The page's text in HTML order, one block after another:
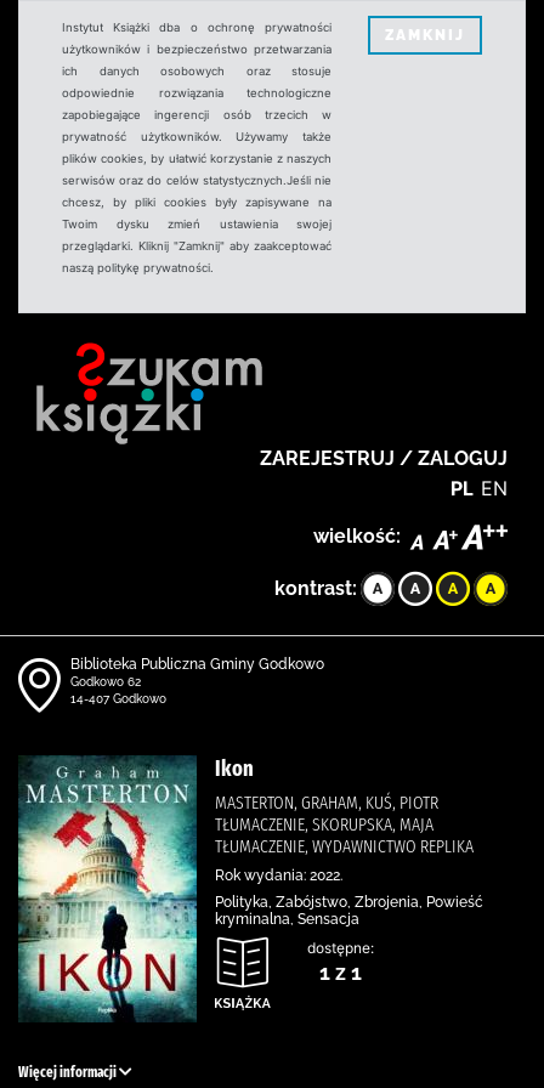
Instytut Książki dba o ochronę prywatności
użytkowników i bezpieczeństwo przetwarzania
ich danych osobowych oraz stosuje
odpowiednie rozwiązania technologiczne
zapobiegające ingerencji osób trzecich w
prywatność użytkowników. Używamy także
plików cookies, by ułatwić korzystanie z naszych
serwisów oraz do celów statystycznych.Jeśli nie
chcesz, by pliki cookies były zapisywane na
Twoim dysku zmień ustawienia swojej
przeglądarki. Kliknij "Zamknij" aby zaakceptować
naszą politykę prywatności.
ZAMKNIJ
ZAREJESTRUJ / ZALOGUJ
PL EN
wielkość:
kontrast:
Biblioteka Publiczna Gminy Godkowo
Godkowo 62
14-407 Godkowo
Ikon
MASTERTON, GRAHAM, KUŚ, PIOTR
TŁUMACZENIE, SKORUPSKA, MAJA
TŁUMACZENIE, WYDAWNICTWO REPLIKA
Rok wydania: 2022.
Polityka, Zabójstwo, Zbrojenia, Powieść
kryminalna, Sensacja
dostępne:
1 z 1
Więcej informacji